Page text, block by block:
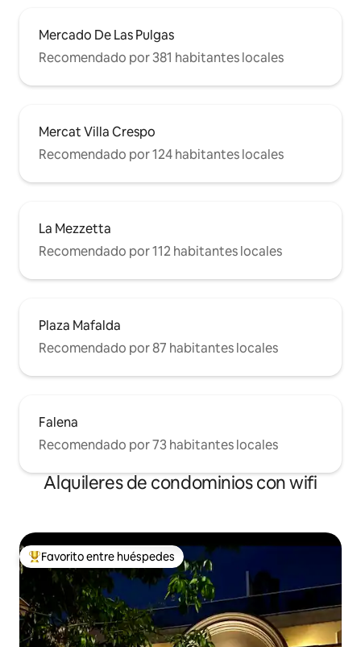
Mercado De Las Pulgas
Recomendado por 381 habitantes locales
Mercat Villa Crespo
Recomendado por 124 habitantes locales
La Mezzetta
Recomendado por 112 habitantes locales
Plaza Mafalda
Recomendado por 87 habitantes locales
Falena
Recomendado por 73 habitantes locales
Alquileres de condominios con wifi
De los mejores en Favorito entre huéspedes
Favorito entre huéspedes